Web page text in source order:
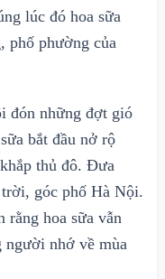
lúc đó hoa sữa
phố phường của
đón những đợt gió
bắt đầu nở rộ
thủ đô. Đưa
góc phố Hà Nội.
rằng hoa sữa vẫn
nhớ về mùa